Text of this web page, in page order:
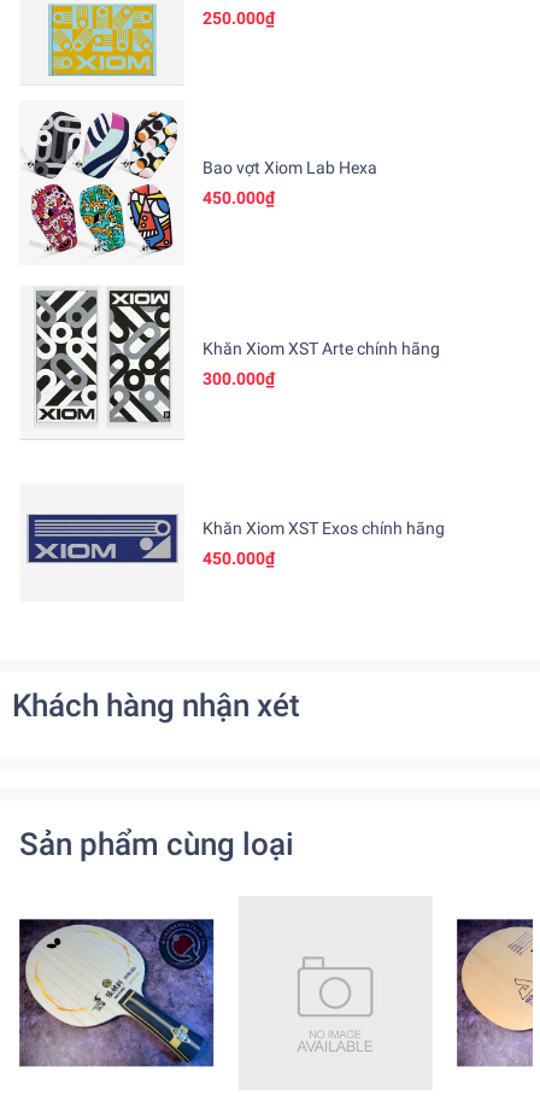
250.000₫
Bao vợt Xiom Lab Hexa
450.000₫
Khăn Xiom XST Arte chính hãng
300.000₫
Khăn Xiom XST Exos chính hãng
450.000₫
Khách hàng nhận xét
Sản phẩm cùng loại